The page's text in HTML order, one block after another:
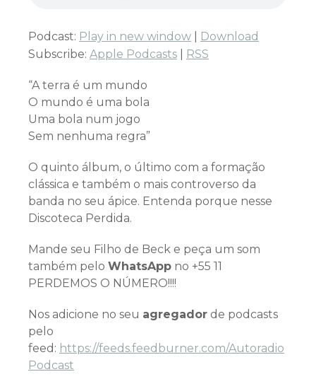
Podcast: Play in new window
Download
Subscribe: Apple Podcasts RSS
“A terra é um mundo
O mundo é uma bola
Uma bola num jogo
Sem nenhuma regra”
O quinto álbum, o último com a formação
clássica e também o mais controverso da
banda no seu ápice. Entenda porque nesse
Discoteca Perdida.
Mande seu Filho de Beck e peça um som
também pelo WhatsApp no +55 11
PERDEMOS O NÚMERO!!!!
Nos adicione no seu agregador de podcasts
pelo
feed: https://feeds.feedburner.com/Autoradio
Podcast